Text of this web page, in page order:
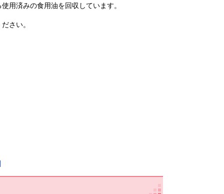
用済みの食用油を回収しています。
さい。